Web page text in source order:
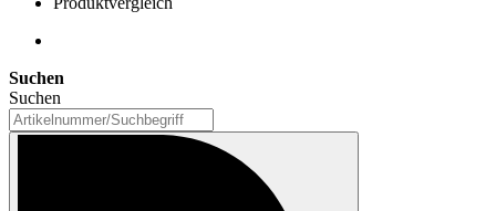
Suchen
Suchen